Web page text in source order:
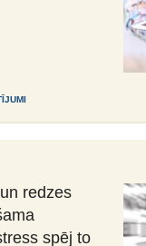
redzes
spēj to